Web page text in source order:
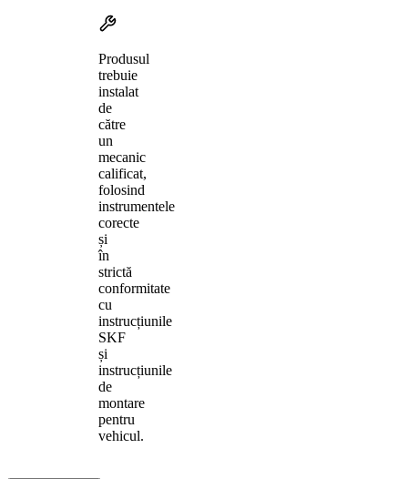
Produsul
trebuie
instalat
de
către
un
mecanic
calificat,
folosind
instrumentele
corecte
și
în
strictă
conformitate
cu
instrucțiunile
SKF
și
instrucțiunile
de
montare
pentru
vehicul.